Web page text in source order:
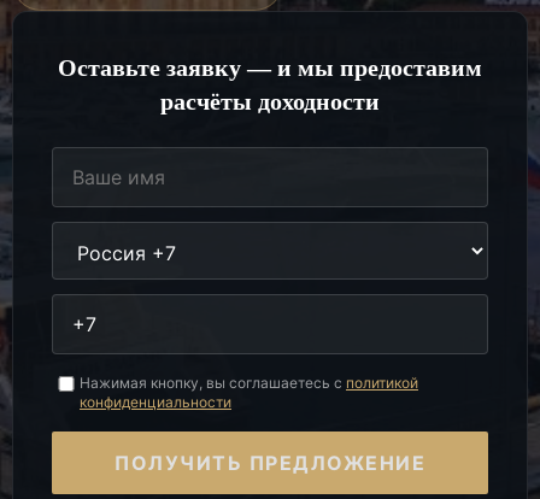
Оставьте заявку — и мы предоставим
расчёты доходности
Нажимая кнопку, вы соглашаетесь с политикой
конфиденциальности
ПОЛУЧИТЬ ПРЕДЛОЖЕНИЕ